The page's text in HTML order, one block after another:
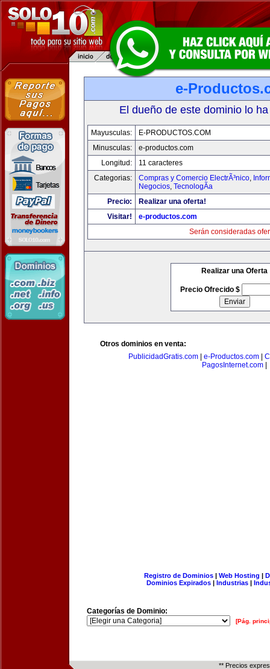
e-
El dueño de este dominio lo
Mayusculas:
E-PRODUCTOS.COM
Minusculas:
e-productos.com
Longitud:
11 caracteres
Categorias:
Compras y Comercio ElectrÃ³nico,
Negocios, TecnologÃ­a
Precio:
Realizar una oferta!
Visitar!
e-productos.com
Serán consideradas
Realizar una Oferta
Precio Ofrecido $
Otros dominios en venta:
PublicidadGratis.com
e-Productos.com
PagosInternet.com
Registro de Dominios| Web Hosting |
Dominios Expirados | Industrias |
Categorías de Dominio:
[Pág.
** Precios